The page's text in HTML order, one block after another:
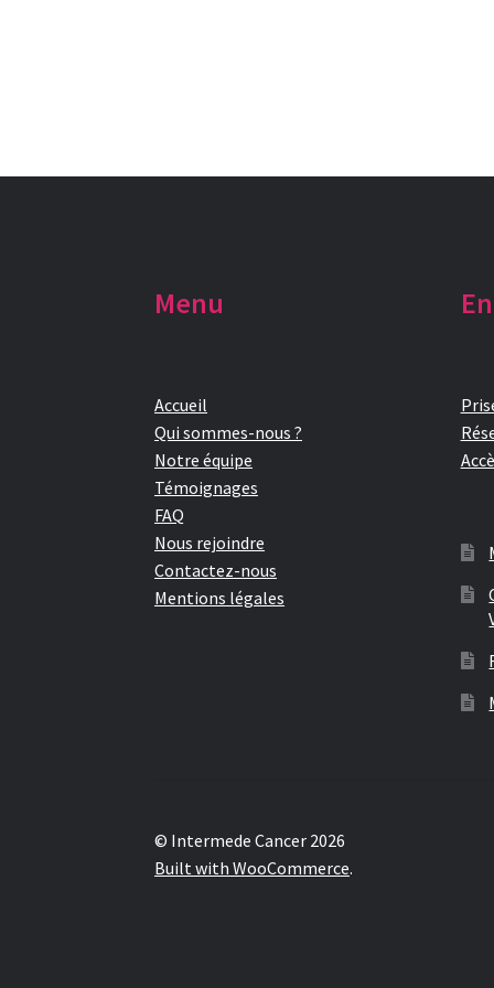
Menu
Accueil
Qui sommes-nous ?
Notre équipe
Témoignages
FAQ
Nous rejoindre
Contactez-nous
Mentions légales
© Intermede Cancer 2026
Built with WooCommerce.